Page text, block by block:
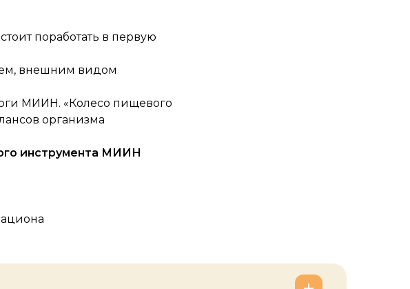
поработать в первую
внешним видом
МИИН. «Колесо пищевого
организма
инструмента МИИН